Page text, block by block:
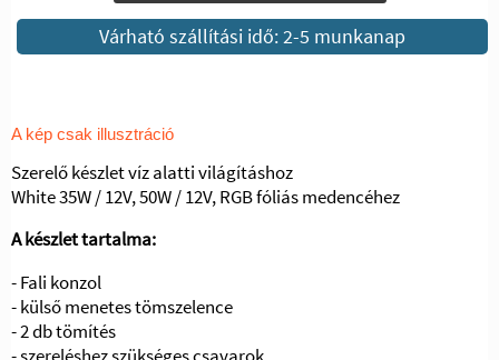
Várható szállítási idő: 2-5 munkanap
A kép csak illusztráció
Szerelő készlet víz alatti világításhoz
White 35W / 12V, 50W / 12V, RGB fóliás medencéhez
A készlet tartalma:
- Fali konzol
- külső menetes tömszelence
- 2 db tömítés